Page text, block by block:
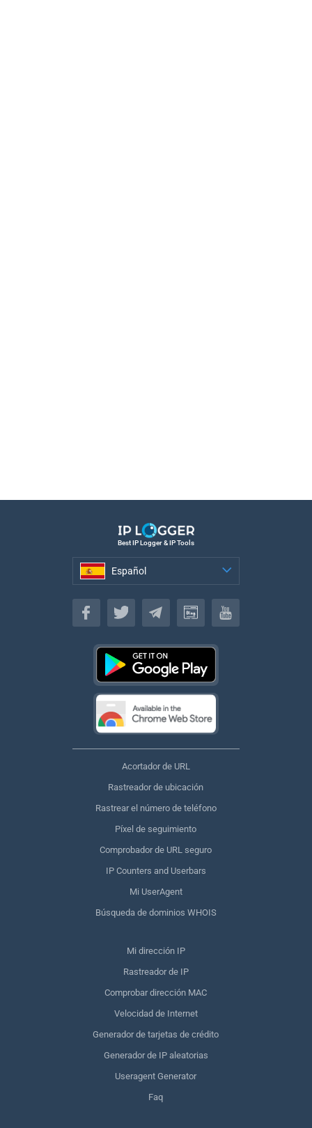
Best IP Logger & IP Tools
Español
Español
Acortador de URL
Rastreador de ubicación
Rastrear el número de teléfono
Píxel de seguimiento
Comprobador de URL seguro
IP Counters and Userbars
Mi UserAgent
Búsqueda de dominios WHOIS
Mi dirección IP
Rastreador de IP
Comprobar dirección MAC
Velocidad de Internet
Generador de tarjetas de crédito
Generador de IP aleatorias
Useragent Generator
Faq